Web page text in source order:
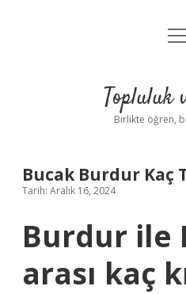
Yasal
Topluluk
Birlikte öğren,
Bucak Burdur Kaç
Tarih: Aralık 16, 2024
Burdur ile
arası kaç